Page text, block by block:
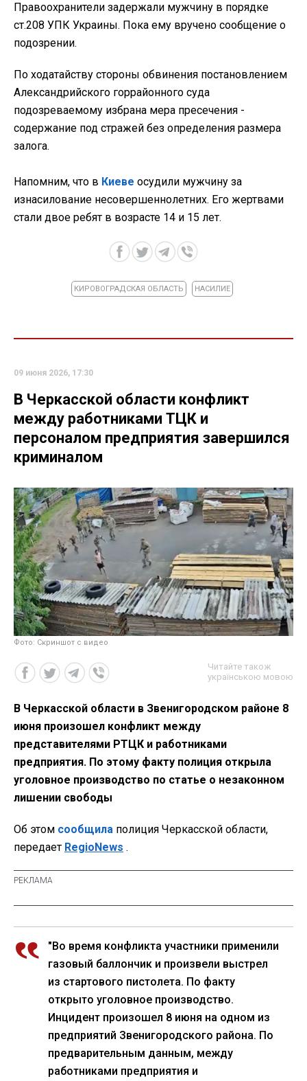
Правоохранители задержали мужчину в порядке
ст.208 УПК Украины. Пока ему вручено сообщение о
подозрении.
По ходатайству стороны обвинения постановлением
Александрийского горрайонного суда
подозреваемому избрана мера пресечения -
содержание под стражей без определения размера
залога.
Напомним, что в Киеве осудили мужчину за
изнасилование несовершеннолетних. Его жертвами
стали двое ребят в возрасте 14 и 15 лет.
КИРОВОГРАДСКАЯ ОБЛАСТЬ НАСИЛИЕ
09 июня 2026, 17:30
В Черкасской области конфликт
между работниками ТЦК и
персоналом предприятия завершился
криминалом
Фото: Скриншот с видео
Читайте також
українською мовою
В Черкасской области в Звенигородском районе 8
июня произошел конфликт между
представителями РТЦК и работниками
предприятия. По этому факту полиция открыла
уголовное производство по статье о незаконном
лишении свободы
Об этом сообщила полиция Черкасской области,
передает RegioNews .
"Во время конфликта участники применили
газовый баллончик и произвели выстрел
из стартового пистолета. По факту
открыто уголовное производство.
Инцидент произошел 8 июня на одном из
предприятий Звенигородского района. По
предварительным данным, между
работниками предприятия и